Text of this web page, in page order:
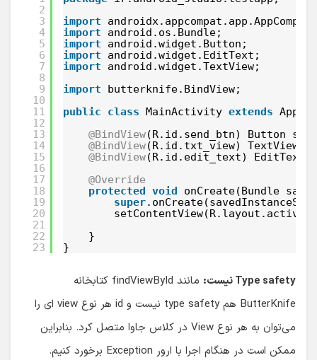
2
3
4
5
6
7
8
9
10
11
12
13
14
15
16
17
18
19
20
21
22
23
import
import
android.os.Bundle;
import
android.widget.Button;
import
android.widget.EditText;
import
android.widget.TextView;
import
butterknife.BindView;
public
class MainActivity extends
@BindView(R.id.send_btn) Button
@BindView(R.id.txt_view) TextView
@BindView(R.id.edit_text) EditText
@Override
protected void
onCreate(Bundle
super
}
}
Type safety نیست:
مانند findViewById کتابخانه
ButterKnife هم type safety نیست و id هر نوع view ای را
می‌توان به هر نوع View در کلاس جاوا متصل کرد. بنابراین
ممکن است در هنگام اجرا با ارور Exception برخورد کنیم.